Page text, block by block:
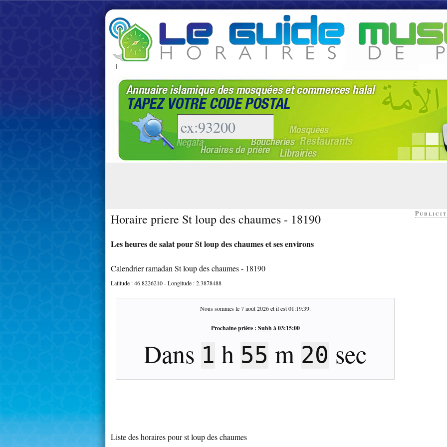
|
Horaire priere St loup des chaumes - 18190
Les heures de salat pour St loup des chaumes et ses environs
Calendrier ramadan St loup des chaumes - 18190
Latitude :46.8226210- Longitude :2.3878488
Nous sommes le7 août 2026et il est01:19:40.
Prochaine prière : Subhà03:15:00
Dans 1 h 55 m 19 sec
Liste des horaires pour st loup des chaumes